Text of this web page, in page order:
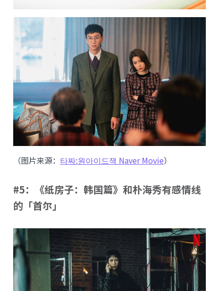
（图片来源： 타짜:원아이드잭 Naver Movie）
#5：《纸房子：韩国篇》和朴海秀有感情线
的「首尔」